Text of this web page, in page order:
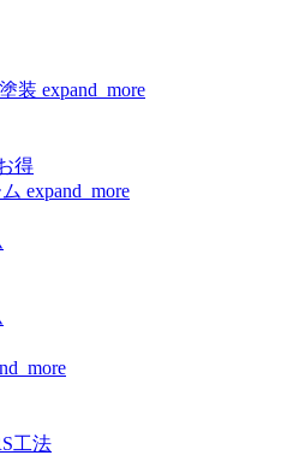
装 expand_more
得
expand_more
工法